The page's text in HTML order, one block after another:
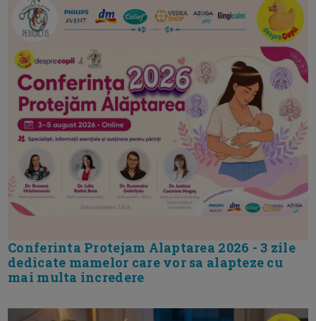
Conferinta Protejam Alaptarea 2026 - 3 zile
dedicate mamelor care vor sa alapteze cu
mai multa incredere